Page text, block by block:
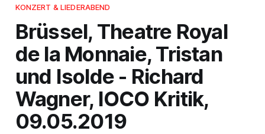
KONZERT & LIEDERABEND
Brüssel, Theatre Royal
de la Monnaie, Tristan
und Isolde - Richard
Wagner, IOCO Kritik,
09.05.2019